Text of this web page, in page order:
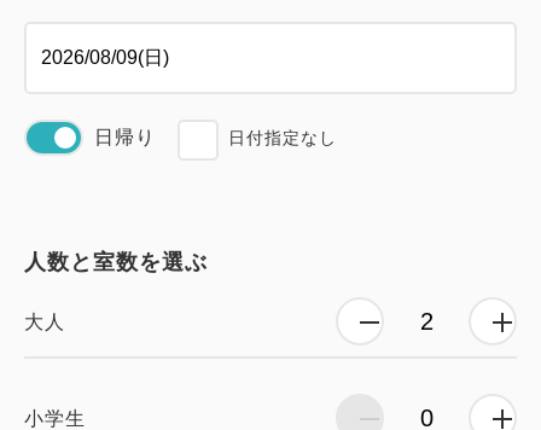
日帰り 日付指定なし
人数と室数を選ぶ
大人
小学生